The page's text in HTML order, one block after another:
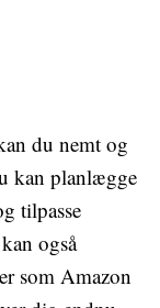
du nemt og
kan planlægge
tilpasse
også
som Amazon